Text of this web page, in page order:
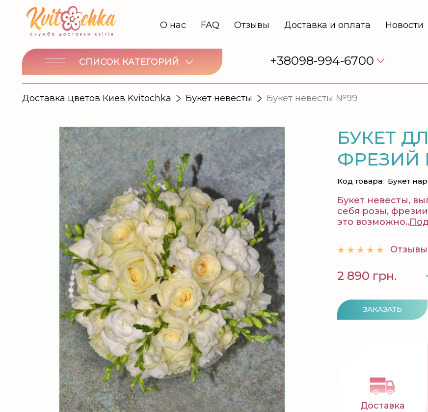
О нас FAQ Отзывы Доставка и оплата Новости
СПИСОК КАТЕГОРИЙ +38098-994-6700
Доставка цветов Киев Kvitochka Букет невесты Букет невесты №99
БУКЕТ
ФРЕЗИЙ
Код товара: Букет
Букет невесты,
себя розы,
это возможно..
2 890 грн.
ЗАКАЗАТЬ
Доставка